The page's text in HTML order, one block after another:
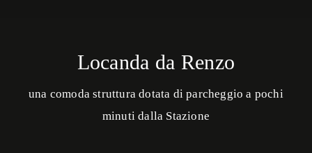
Locanda da Renzo
una comoda struttura dotata di parcheggio a pochi
minuti dalla Stazione